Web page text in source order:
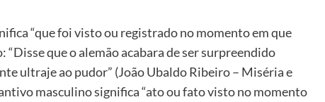
“que foi visto ou registrado no momento em que
que o alemão acabara de ser surpreendido
ultraje ao pudor” (João Ubaldo Ribeiro – Miséria e
masculino significa “ato ou fato visto no momento